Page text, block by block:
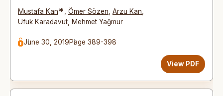
Mustafa Kan* Ömer Sözen Arzu Kan
Ufuk Karadavut
Mehmet Yağmur
June 30, 2019Page 389-398
View PDF